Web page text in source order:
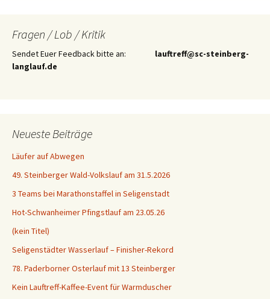
Fragen / Lob / Kritik
Sendet Euer Feedback bitte an: lauftreff@sc-steinberg-
langlauf.de
Neueste Beiträge
Läufer auf Abwegen
49. Steinberger Wald-Volkslauf am 31.5.2026
3 Teams bei Marathonstaffel in Seligenstadt
Hot-Schwanheimer Pfingstlauf am 23.05.26
(kein Titel)
Seligenstädter Wasserlauf – Finisher-Rekord
78. Paderborner Osterlauf mit 13 Steinberger
Kein Lauftreff-Kaffee-Event für Warmduscher